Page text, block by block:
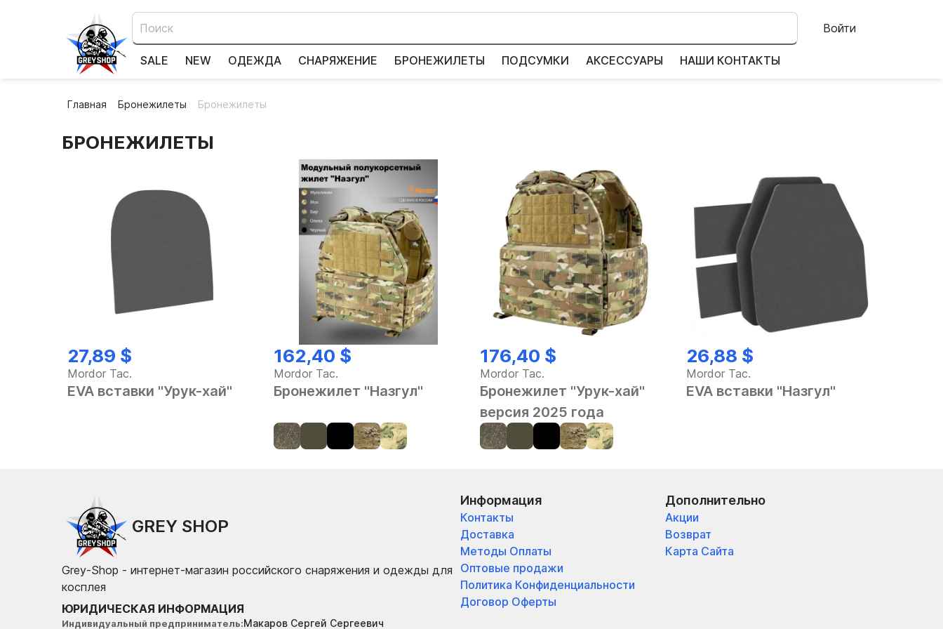
Войти
SALE NEW ОДЕЖДА СНАРЯЖЕНИЕ БРОНЕЖИЛЕТЫ ПОДСУМКИ АКСЕССУАРЫ НАШИ КОНТАКТЫ
Главная Бронежилеты Бронежилеты
БРОНЕЖИЛЕТЫ
27,89 $
Mordor Tac.
EVA вставки "Урук-хай"
162,40 $
Mordor Tac.
Бронежилет "Назгул"
176,40 $
Mordor Tac.
Бронежилет "Урук-хай"
версия 2025 года
26,88 $
Mordor Tac.
EVA вставки "Назгул"
GREY SHOP
Grey-Shop - интернет-магазин российского снаряжения и одежды для
косплея
ЮРИДИЧЕСКАЯ ИНФОРМАЦИЯ
Индивидуальный предприниматель Макаров Сергей Сергеевич
Информация
Контакты
Доставка
Методы Оплаты
Оптовые продажи
Политика Конфиденциальности
Договор Оферты
Дополнительно
Акции
Возврат
Карта Сайта